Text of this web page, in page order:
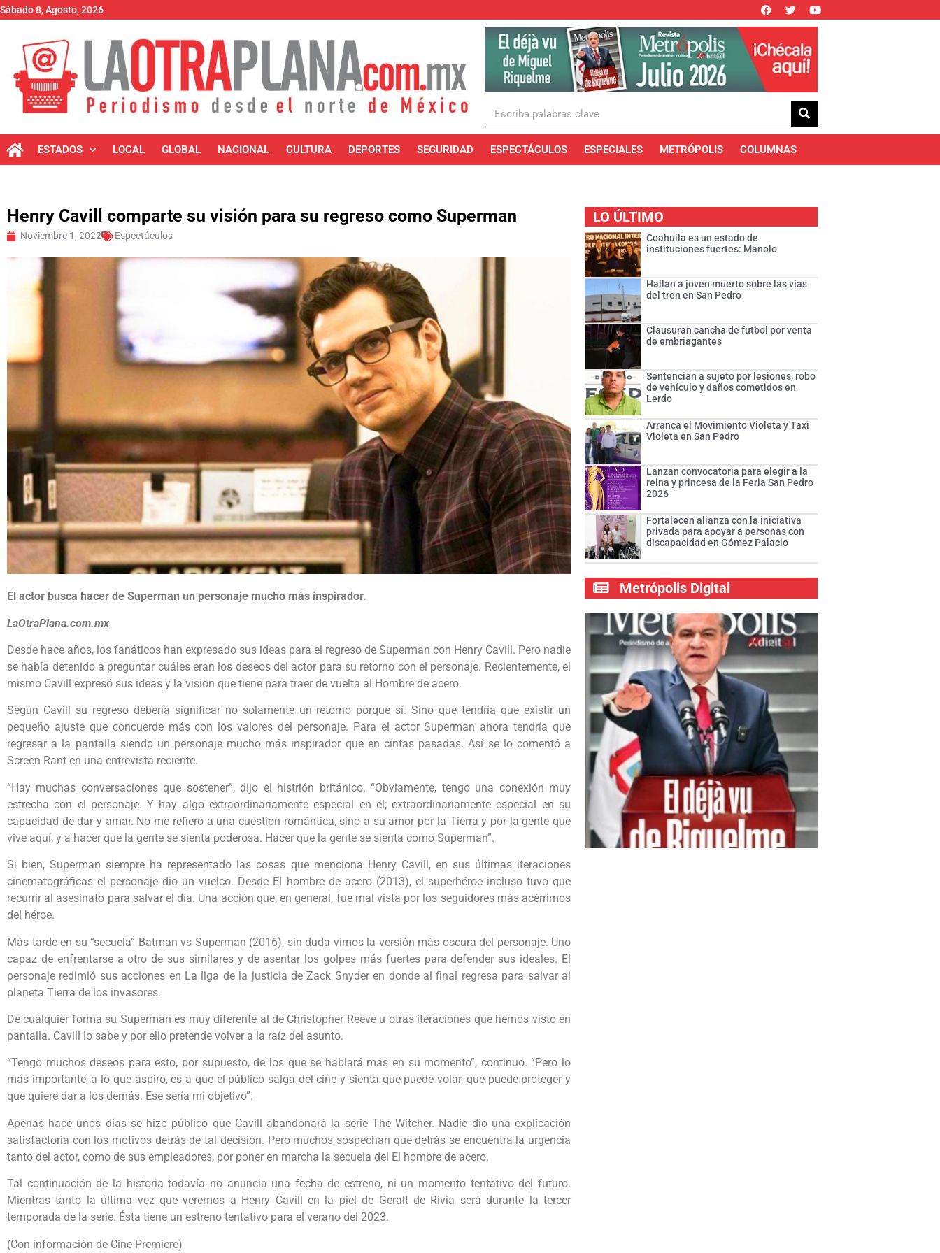
Sábado 8, Agosto, 2026
ESTADOS LOCAL GLOBAL NACIONAL CULTURA DEPORTES SEGURIDAD ESPECTÁCULOS ESPECIALES METRÓPOLIS COLUMNAS
Henry Cavill comparte su visión para su regreso como Superman
Noviembre 1, 2022 Espectáculos
El actor busca hacer de Superman un personaje mucho más inspirador.
LaOtraPlana.com.mx
Desde hace años, los fanáticos han expresado sus ideas para el regreso de Superman con Henry Cavill. Pero nadie
se había detenido a preguntar cuáles eran los deseos del actor para su retorno con el personaje. Recientemente, el
mismo Cavill expresó sus ideas y la visión que tiene para traer de vuelta al Hombre de acero.
Según Cavill su regreso debería significar no solamente un retorno porque sí. Sino que tendría que existir un
pequeño ajuste que concuerde más con los valores del personaje. Para el actor Superman ahora tendría que
regresar a la pantalla siendo un personaje mucho más inspirador que en cintas pasadas. Así se lo comentó a
Screen Rant en una entrevista reciente.
“Hay muchas conversaciones que sostener”, dijo el histrión británico. “Obviamente, tengo una conexión muy
estrecha con el personaje. Y hay algo extraordinariamente especial en él; extraordinariamente especial en su
capacidad de dar y amar. No me refiero a una cuestión romántica, sino a su amor por la Tierra y por la gente que
vive aquí, y a hacer que la gente se sienta poderosa. Hacer que la gente se sienta como Superman”.
Si bien, Superman siempre ha representado las cosas que menciona Henry Cavill, en sus últimas iteraciones
cinematográficas el personaje dio un vuelco. Desde El hombre de acero (2013), el superhéroe incluso tuvo que
recurrir al asesinato para salvar el día. Una acción que, en general, fue mal vista por los seguidores más acérrimos
del héroe.
Más tarde en su “secuela” Batman vs Superman (2016), sin duda vimos la versión más oscura del personaje. Uno
capaz de enfrentarse a otro de sus similares y de asentar los golpes más fuertes para defender sus ideales. El
personaje redimió sus acciones en La liga de la justicia de Zack Snyder en donde al final regresa para salvar al
planeta Tierra de los invasores.
De cualquier forma su Superman es muy diferente al de Christopher Reeve u otras iteraciones que hemos visto en
pantalla. Cavill lo sabe y por ello pretende volver a la raíz del asunto.
“Tengo muchos deseos para esto, por supuesto, de los que se hablará más en su momento”, continuó. “Pero lo
más importante, a lo que aspiro, es a que el público salga del cine y sienta que puede volar, que puede proteger y
que quiere dar a los demás. Ese sería mi objetivo”.
Apenas hace unos días se hizo público que Cavill abandonará la serie The Witcher. Nadie dio una explicación
satisfactoria con los motivos detrás de tal decisión. Pero muchos sospechan que detrás se encuentra la urgencia
tanto del actor, como de sus empleadores, por poner en marcha la secuela del El hombre de acero.
Tal continuación de la historia todavía no anuncia una fecha de estreno, ni un momento tentativo del futuro.
Mientras tanto la última vez que veremos a Henry Cavill en la piel de Geralt de Rivia será durante la tercer
temporada de la serie. Ésta tiene un estreno tentativo para el verano del 2023.
(Con información de Cine Premiere)
LO ÚLTIMO
Coahuila es un estado de
instituciones fuertes: Manolo
Hallan a joven muerto sobre las vías
del tren en San Pedro
Clausuran cancha de futbol por venta
de embriagantes
Sentencian a sujeto por lesiones, robo
de vehículo y daños cometidos en
Lerdo
Arranca el Movimiento Violeta y Taxi
Violeta en San Pedro
Lanzan convocatoria para elegir a la
reina y princesa de la Feria San Pedro
2026
Fortalecen alianza con la iniciativa
privada para apoyar a personas con
discapacidad en Gómez Palacio
Metrópolis Digital